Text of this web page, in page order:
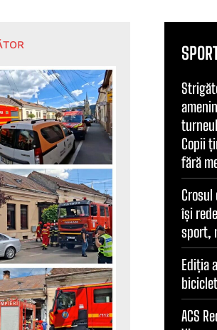
Copii
fără
își
sport,
Ediția
ACS